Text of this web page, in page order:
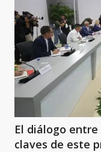
El diálogo
claves de este